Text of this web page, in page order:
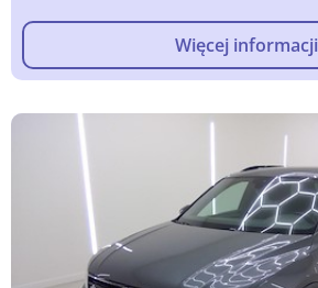
Więcej informacji